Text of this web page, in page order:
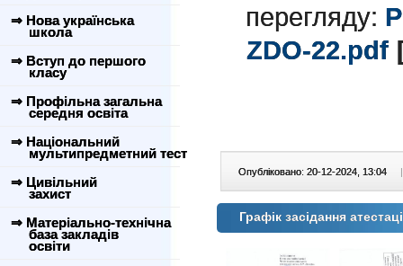
⇒ Нова українська
школа
⇒ Вступ до першого
класу
⇒ Профільна загальна
середня освіта
⇒ Національний
мультипредметний тест
⇒ Цивільний
захист
⇒ Матеріально-технічна
база закладів
освіти
перегляду:
ZDO-22.pdf
Опубліковано: 20-12-2024, 13:04 |
Графік засідання